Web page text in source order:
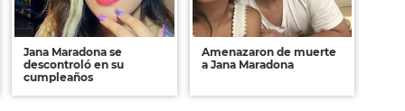
Jana Maradona se
descontroló en su
cumpleaños
Amenazaron de muerte
a Jana Maradona